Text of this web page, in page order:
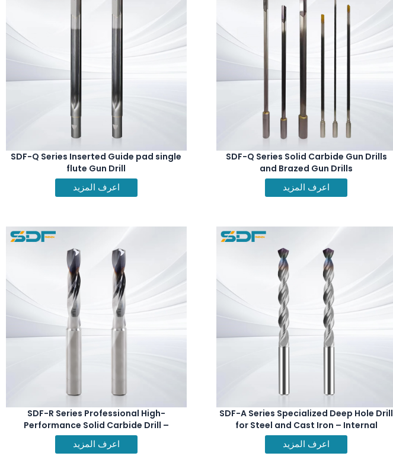
SDF-Q Series Solid Carbide Gun Drills
and Brazed Gun Drills
اعرف المزيد
SDF-Q Series Inserted Guide pad single
flute Gun Drill
اعرف المزيد
SDF-A Series Specialized Deep Hole Drill
for Steel and Cast Iron – Internal
Coolant
اعرف المزيد
SDF-R Series Professional High-
Performance Solid Carbide Drill –
External Coolant
اعرف المزيد